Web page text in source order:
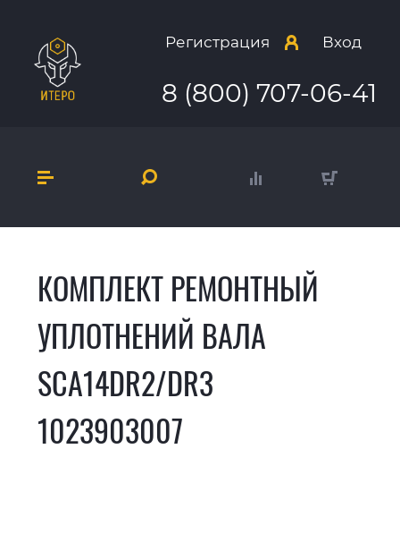
Регистрация Вход
8 (800) 707-06-41
КОМПЛЕКТ РЕМОНТНЫЙ
УПЛОТНЕНИЙ ВАЛА
SCA14DR2/DR3
1023903007